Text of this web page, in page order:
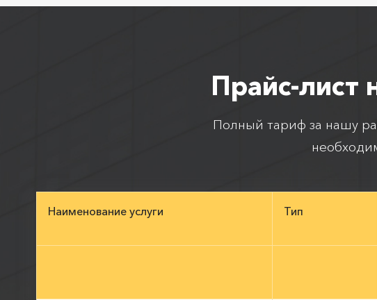
Прайс-лист
Полный тариф за нашу
Наименование услуги Тип